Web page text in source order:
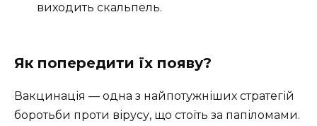
виходить скальпель.
Як попередити їх появу?
Вакцинація — одна з найпотужніших стратегій
боротьби проти вірусу, що стоїть за папіломами.